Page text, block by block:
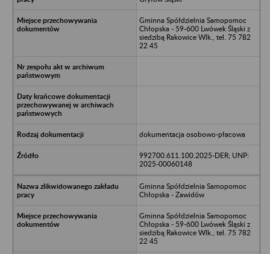
Gminna Spółdzielnia Samopomoc
Chłopska - 59-600 Lwówek Śląski z
siedzibą Rakowice Wlk., tel. 75 782
22 45
dokumentacja osobowo-płacowa
992700.611.100.2025-DER; UNP:
2025-00060148
Gminna Spółdzielnia Samopomoc
Chłopska - Zawidów
Gminna Spółdzielnia Samopomoc
Chłopska - 59-600 Lwówek Śląski z
siedzibą Rakowice Wlk., tel. 75 782
22 45